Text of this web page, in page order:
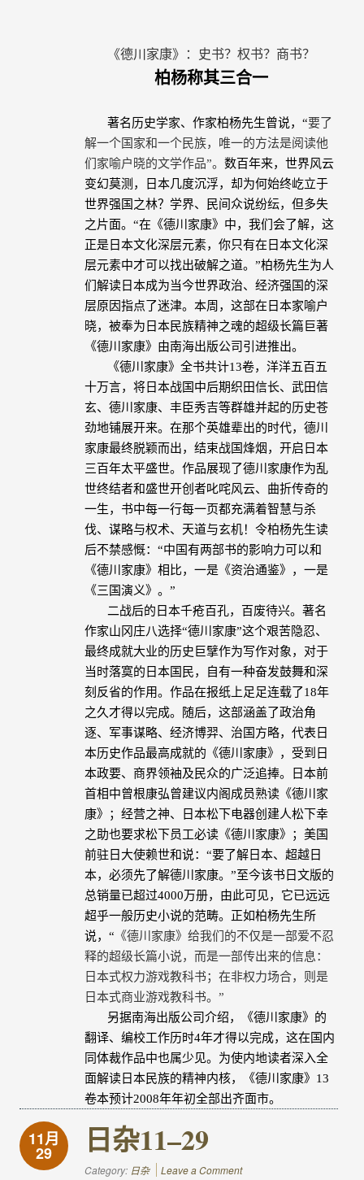
《德川家康》：史书？权书？商书？
柏杨称其三合一
著名历史学家、作家柏杨先生曾说，“要了
解一个国家和一个民族，唯一的方法是阅读他
们家喻户晓的文学作品”。 数百年来，世界风云
变幻莫测，日本几度沉浮，却为何始终屹立于
世界强国之林？学界、民间众说纷纭，但多失
之片面。“在《德川家康》中，我们会了解，这
正是日本文化深层元素，你只有在日本文化深
层元素中才可以找出破解之道。”柏杨先生为人
们解读日本成为当今世界政治、经济强国的深
层原因指点了迷津。本周，这部在日本家喻户
晓，被奉为日本民族精神之魂的超级长篇巨著
《德川家康》由南海出版公司引进推出。
《德川家康》全书共计13卷，洋洋五百五
十万言，将日本战国中后期织田信长、武田信
玄、德川家康、丰臣秀吉等群雄并起的历史苍
劲地铺展开来。在那个英雄辈出的时代，德川
家康最终脱颖而出，结束战国烽烟，开启日本
三百年太平盛世。作品展现了德川家康作为乱
世终结者和盛世开创者叱咤风云、曲折传奇的
一生，书中每一行每一页都充满着智慧与杀
伐、谋略与权术、天道与玄机！令柏杨先生读
后不禁感慨：“中国有两部书的影响力可以和
《德川家康》相比，一是《资治通鉴》，一是
《三国演义》。 ”
二战后的日本千疮百孔，百废待兴。著名
作家山冈庄八选择“德川家康”这个艰苦隐忍、
最终成就大业的历史巨擘作为写作对象，对于
当时落寞的日本国民，自有一种奋发鼓舞和深
刻反省的作用。作品在报纸上足足连载了18年
之久才得以完成。随后， 这部涵盖了政治角
逐、军事谋略、经济博羿、治国方略， 代表日
本历史作品最高成就的《德川家康》，受到日
本政要、商界领袖及民众的广泛追捧。日本前
首相中曾根康弘曾建议内阁成员熟读《德川家
康》； 经营之神、日本松下电器创建人松下幸
之助也要求松下员工必读《德川家康》； 美国
前驻日大使赖世和说：“要了解日本、超越日
本，必须先了解德川家康。”至今该书日文版的
总销量已超过4000万册，由此可见，它已远远
超乎一般历史小说的范畴。正如柏杨先生所
说，“ 《德川家康》给我们的不仅是一部爱不忍
释的超级长篇小说，而是一部传出来的信息：
日本式权力游戏教科书；在非权力场合，则是
日本式商业游戏教科书。”
另据南海出版公司介绍，《德川家康》的
翻译、编校工作历时4年才得以完成，这在国内
同体裁作品中也属少见。为使内地读者深入全
面解读日本民族的精神内核，《德川家康》 13
卷本预计2008年年初全部出齐面市。
11月
29 日杂11–29
Category: 日杂 Leave a Comment